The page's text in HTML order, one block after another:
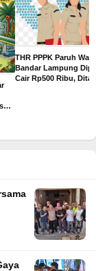
THR PPPK Paruh
Bandar Lampung
Cair Rp500 Ribu,